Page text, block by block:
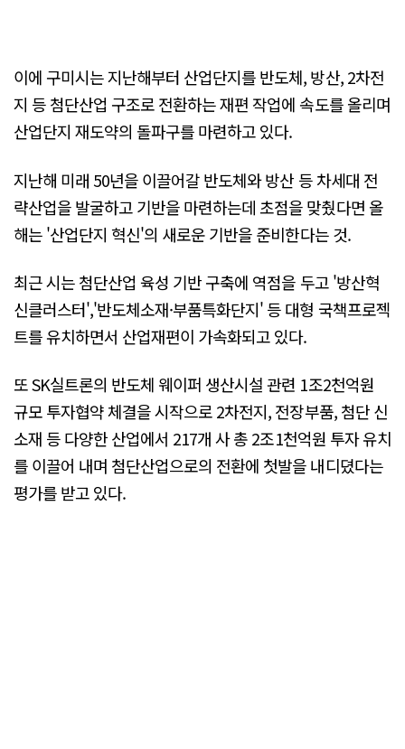
이에 구미시는 지난해부터 산업단지를 반도체, 방산, 2차전
지 등 첨단산업 구조로 전환하는 재편 작업에 속도를 올리며
산업단지 재도약의 돌파구를 마련하고 있다.
지난해 미래 50년을 이끌어갈 반도체와 방산 등 차세대 전
략산업을 발굴하고 기반을 마련하는데 초점을 맞췄다면 올
해는 '산업단지 혁신'의 새로운 기반을 준비한다는 것.
최근 시는 첨단산업 육성 기반 구축에 역점을 두고 '방산혁
신클러스터','반도체소재·부품특화단지' 등 대형 국책프로젝
트를 유치하면서 산업재편이 가속화되고 있다.
또 SK실트론의 반도체 웨이퍼 생산시설 관련 1조2천억원
규모 투자협약 체결을 시작으로 2차전지, 전장부품, 첨단 신
소재 등 다양한 산업에서 217개 사 총 2조1천억원 투자 유치
를 이끌어 내며 첨단산업으로의 전환에 첫발을 내디뎠다는
평가를 받고 있다.